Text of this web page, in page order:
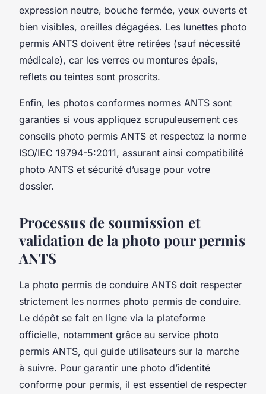
expression neutre, bouche fermée, yeux ouverts et
bien visibles, oreilles dégagées. Les lunettes photo
permis ANTS doivent être retirées (sauf nécessité
médicale), car les verres ou montures épais,
reflets ou teintes sont proscrits.
Enfin, les photos conformes normes ANTS sont
garanties si vous appliquez scrupuleusement ces
conseils photo permis ANTS et respectez la norme
ISO/IEC 19794-5:2011, assurant ainsi compatibilité
photo ANTS et sécurité d’usage pour votre
dossier.
Processus de soumission et
validation de la photo pour permis
ANTS
La photo permis de conduire ANTS doit respecter
strictement les normes photo permis de conduire.
Le dépôt se fait en ligne via la plateforme
officielle, notamment grâce au service photo
permis ANTS, qui guide utilisateurs sur la marche
à suivre. Pour garantir une photo d’identité
conforme pour permis, il est essentiel de respecter